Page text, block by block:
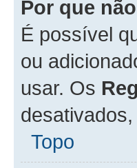
Por que
É possível
ou
usar. Os
Topo